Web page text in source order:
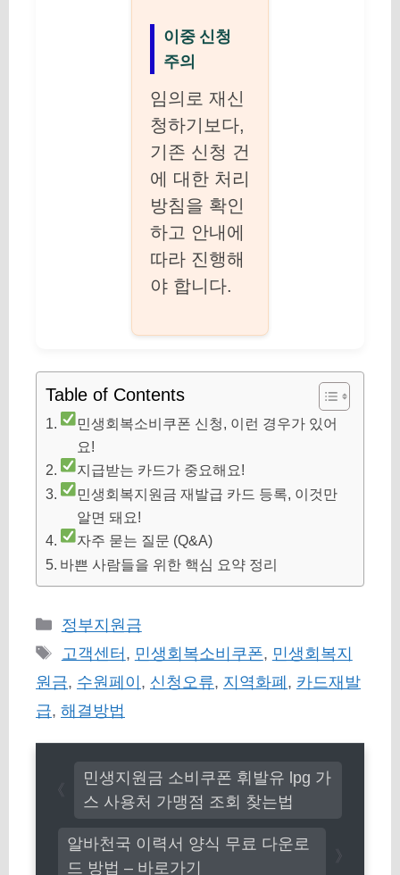
이중 신청
주의
임의로 재신
청하기보다,
기존 신청 건
에 대한 처리
방침을 확인
하고 안내에
따라 진행해
야 합니다.
Table of Contents
민생회복소비쿠폰 신청, 이런 경우가 있어
요!
지급받는 카드가 중요해요!
민생회복지원금 재발급 카드 등록, 이것만
알면 돼요!
자주 묻는 질문 (Q&A)
바쁜 사람들을 위한 핵심 요약 정리
카
테
리
정부지원금
태
그
고객센터 , 민생회복소비쿠폰, 민생회복지
원금, 수원페이 , 신청오류, 지역화폐 , 카드재발
급, 해결방법
알바천국 이력서 양식 무료 다운로
드 방법 – 바로가기
민생지원금 소비쿠폰 휘발유 lpg 가
스 사용처 가맹점 조회 찾는법